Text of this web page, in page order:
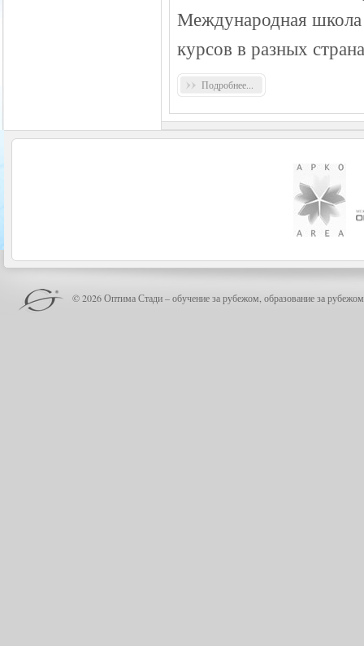
Международная школа
курсов в разных
Подробнее...
© 2026 Оптима Стади – обучение за рубежом, образование за